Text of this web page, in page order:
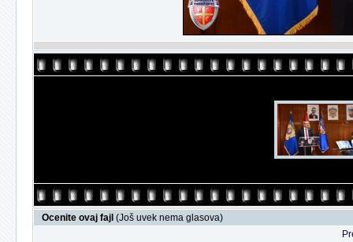
Ocenite ovaj fajl (Još uvek nema glasova)